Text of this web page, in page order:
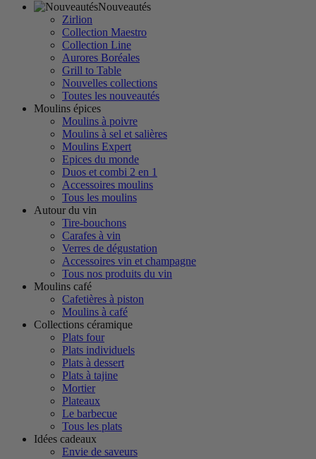
Nouveautés
Zirlion
Collection Maestro
Collection Line
Aurores Boréales
Grill to Table
Nouvelles collections
Toutes les nouveautés
Moulins épices
Moulins à poivre
Moulins à sel et salières
Moulins Expert
Epices du monde
Duos et combi 2 en 1
Accessoires moulins
Tous les moulins
Autour du vin
Tire-bouchons
Carafes à vin
Verres de dégustation
Accessoires vin et champagne
Tous nos produits du vin
Moulins café
Cafetières à piston
Moulins à café
Collections céramique
Plats four
Plats individuels
Plats à dessert
Plats à tajine
Mortier
Plateaux
Le barbecue
Tous les plats
Idées cadeaux
Envie de saveurs